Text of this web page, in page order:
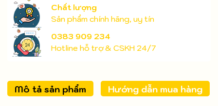
Chất lượng
Sản phẩm chính hãng, uy tín
0383 909 234
Hotline hỗ trợ & CSKH 24/7
Mô tả sản phẩm Hướng dẫn mua hàng